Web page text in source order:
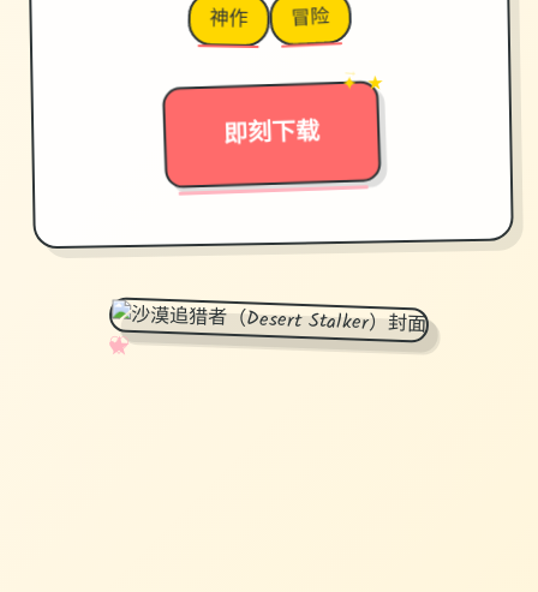
神作 冒险
即刻下载
→
✦ ★
✧
♡
★
♥